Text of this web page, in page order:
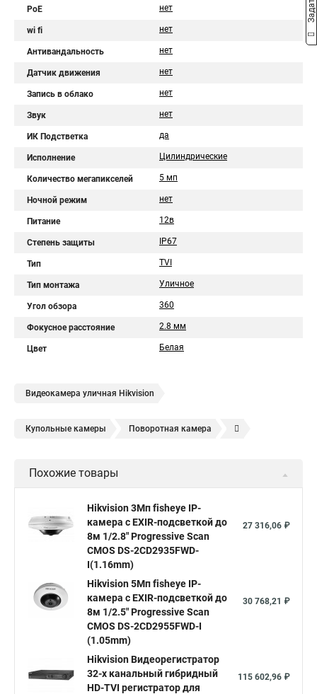
PoE нет
wi fi нет
Антивандальность нет
Датчик движения нет
Запись в облако нет
Звук нет
ИК Подстветка да
Исполнение Цилиндрические
Количество мегапикселей 5 мп
Ночной режим нет
Питание 12в
Степень защиты IP67
Тип TVI
Тип монтажа Уличное
Угол обзора 360
Фокусное расстояние 2.8 мм
Цвет Белая
Видеокамера уличная Hikvision
Купольные камеры Поворотная камера
Камера видеонаблюдения hikvision
Hikvision купить Hikvision уличная ip камера
Hikvision poe
Hikvision 2 8 mm Hikvision camera Hikvision 2cd1148 i b
Видеонаблюдение Ip видеокамеры
Hikvision 2cd2142fwd
Hikvision ds 2cd1148 hikvision ds 2cd1148 i b
hikvision ds 2cd2042wd i Видеокамера hikvision
Похожие товары
Hikvision 3Мп fisheye IP-
камера c EXIR-подсветкой до
8м 1/2.8" Progressive Scan
CMOS DS-2CD2935FWD-
I(1.16mm)
27 316,06 ₽
Hikvision 5Мп fisheye IP-
камера c EXIR-подсветкой до
8м 1/2.5" Progressive Scan
CMOS DS-2CD2955FWD-I
(1.05mm)
30 768,21 ₽
Hikvision Видеорегистратор
32-х канальный гибридный
HD-TVI регистратор для
115 602,96 ₽